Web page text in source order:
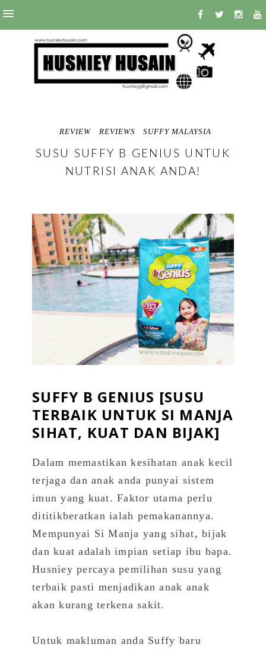
REVIEW REVIEWS SUFFY MALAYSIA
SUSU SUFFY B GENIUS UNTUK
NUTRISI ANAK ANDA!
SUFFY B GENIUS [SUSU
TERBAIK UNTUK SI MANJA
SIHAT, KUAT DAN BIJAK]
Dalam memastikan kesihatan anak kecil
terjaga dan anak anda punyai sistem
imun yang kuat. Faktor utama perlu
dititikberatkan ialah pemakanannya.
Mempunyai Si Manja yang sihat, bijak
dan kuat adalah impian setiap ibu bapa.
Husniey percaya pemilihan susu yang
terbaik pasti menjadikan anak anak
akan kurang terkena sakit.
Untuk makluman anda Suffy baru